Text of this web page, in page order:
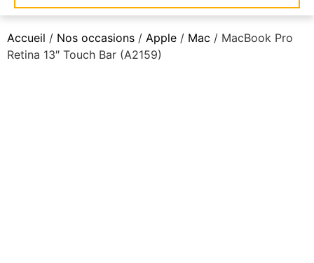
Accueil / Nos occasions / Apple / Mac / MacBook Pro
Retina 13″ Touch Bar (A2159)